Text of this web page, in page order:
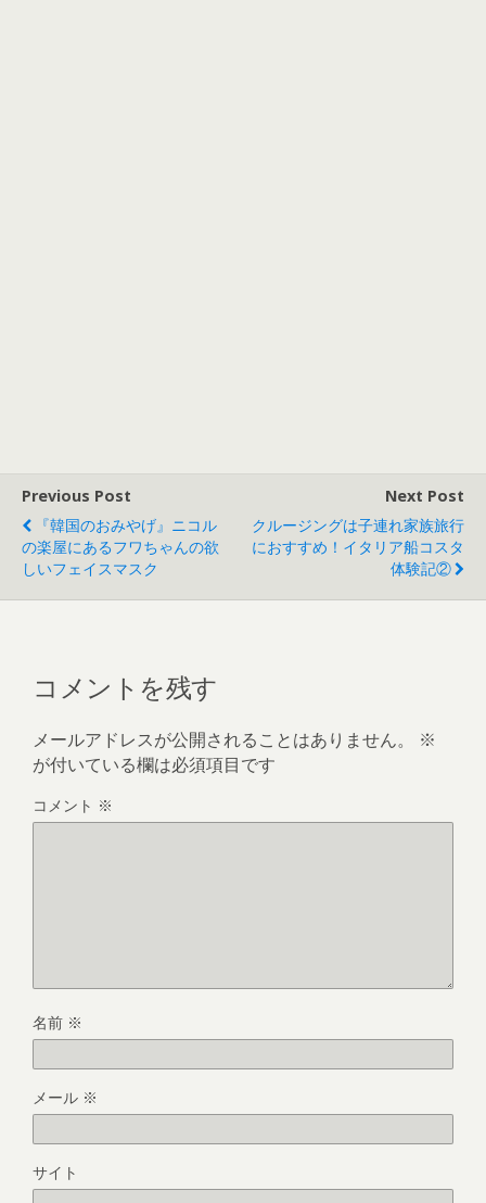
Previous Post
『韓国のおみやげ』ニコル
の楽屋にあるフワちゃんの欲
しいフェイスマスク
Next Post
クルージングは子連れ家族旅行
におすすめ！イタリア船コスタ
体験記②
コメントを残す
メールアドレスが公開されることはありません。
※
が付いている欄は必須項目です
コメント ※
名前 ※
メール ※
サイト